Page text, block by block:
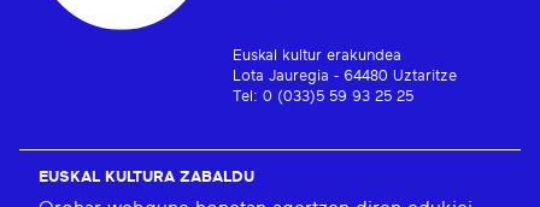
Euskal kultur erakundea
Lota Jauregia - 64480 Uztaritze
Tel: 0 (033)5 59 93 25 25
EUSKAL KULTURA ZABALDU